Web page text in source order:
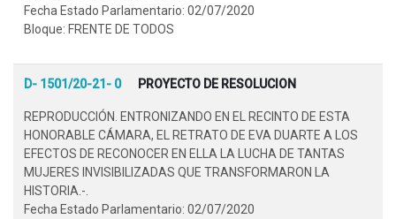
Fecha Estado Parlamentario: 02/07/2020
Bloque: FRENTE DE TODOS
D- 1501/20-21- 0 PROYECTO DE RESOLUCION
REPRODUCCIÓN. ENTRONIZANDO EN EL RECINTO DE ESTA
HONORABLE CÁMARA, EL RETRATO DE EVA DUARTE A LOS
EFECTOS DE RECONOCER EN ELLA LA LUCHA DE TANTAS
MUJERES INVISIBILIZADAS QUE TRANSFORMARON LA
HISTORIA.-.
Fecha Estado Parlamentario: 02/07/2020